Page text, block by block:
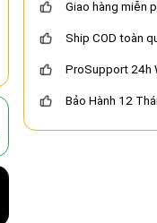
Giao hàng miễn
Ship COD toàn
ProSupport 24h
Bảo Hành 12